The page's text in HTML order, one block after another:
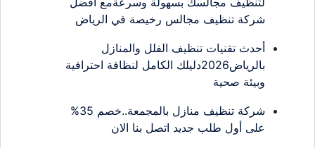
شركة تنظيف مجالس رخيصة في الرياض
أحدث تقنيات تنظيف الفلل والمنازل
بالرياض2026دليلك الكامل لنظافة احترافية
وبيئة صحية
شركة تنظيف منازل بالمجمعة..خصم 35%
على أول طلب جديد اتصل بنا الان